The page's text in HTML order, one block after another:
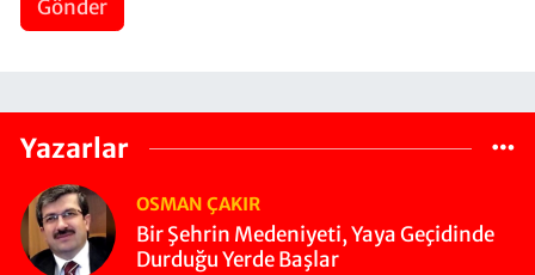
Gönder
Yazarlar
OSMAN ÇAKIR
Bir Şehrin Medeniyeti, Yaya Geçidinde
Durduğu Yerde Başlar